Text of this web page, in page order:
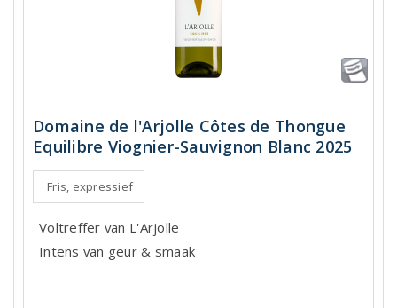
Domaine de l'Arjolle Côtes de Thongue
Equilibre Viognier-Sauvignon Blanc 2025
Fris, expressief
Voltreffer van L'Arjolle
Intens van geur & smaak